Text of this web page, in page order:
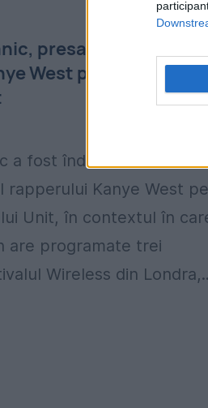
presat să îi interzică
West pe teritoriul
a fost îndemnat să
rapperului Kanye West pe
Unit, în contextul în
are programate trei
Wireless din